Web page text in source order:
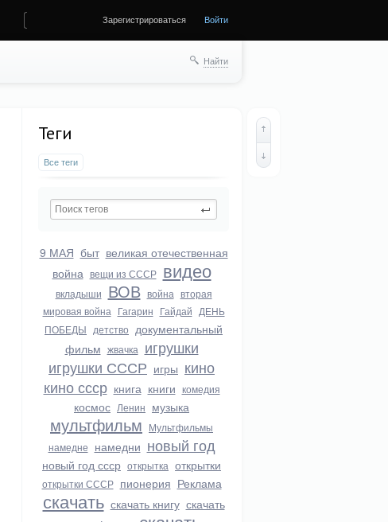
Зарегистрироваться Войти
Найти
Теги
Все теги
9 МАЯ быт великая отечественная
война вещи из СССР видео
вкладыши ВОВ война вторая
мировая война Гагарин Гайдай ДЕНЬ
ПОБЕДЫ детство документальный
фильм жвачка игрушки
игрушки СССР игры кино
кино ссср книга книги комедия
космос Ленин музыка
мультфильм Мультфильмы
намедне намедни новый год
новый год ссср открытка открытки
открытки СССР пионерия Реклама
скачать скачать книгу скачать